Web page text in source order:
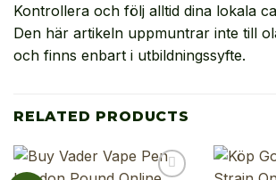
Kontrollera och följ alltid dina lokala
Den här artikeln uppmuntrar inte till
och finns enbart i utbildningssyfte.
RELATED PRODUCTS